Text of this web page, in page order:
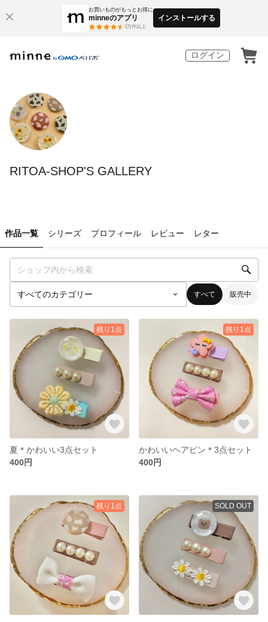
お買いものがもっとお得に
minneのアプリ
3万件以上
インストールする
ログイン
RITOA-SHOP'S GALLERY
作品一覧 シリーズ プロフィール レビュー レター
すべて 販売中
残り1点
夏＊かわいい3点セット
400円
残り1点
かわいいヘアピン＊3点セット
400円
残り1点 SOLD OUT